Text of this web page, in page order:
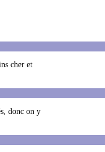
cher et
donc on y